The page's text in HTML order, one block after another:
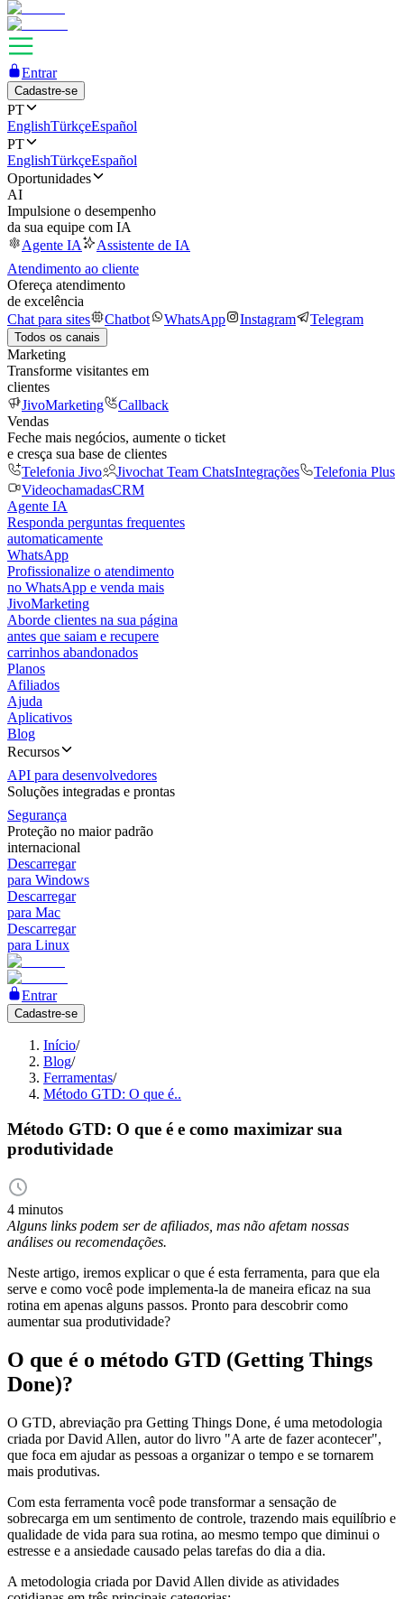
Entrar
Cadastre-se
PT
EnglishTürkçeEspañol
PT
EnglishTürkçeEspañol
Oportunidades
AI
Impulsione o desempenho
da sua equipe com IA
Agente IA
Assistente de IA
Atendimento ao cliente
Ofereça atendimento
de excelência
Chat para sites
Chatbot WhatsApp Instagram Telegram
Todos os canais
Marketing
Transforme visitantes em
clientes
JivoMarketing
Callback
Vendas
Feche mais negócios, aumente o ticket
e cresça sua base de clientes
Telefonia Jivo
Jivochat Team ChatsIntegrações
Telefonia Plus
VideochamadasCRM
Agente IA
Responda perguntas frequentes
automaticamente
WhatsApp
Profissionalize o atendimento
no WhatsApp e venda mais
JivoMarketing
Aborde clientes na sua página
antes que saiam e recupere
carrinhos abandonados
Planos
Afiliados
Ajuda
Aplicativos
Blog
Recursos
API para desenvolvedores
Soluções integradas e prontas
Segurança
Proteção no maior padrão
internacional
Descarregar
para Windows
Descarregar
para Mac
Descarregar
para Linux
Entrar
Cadastre-se
Início/
Blog/
Ferramentas/
Método GTD: O que é..
Método GTD: O que é e como maximizar sua
produtividade
4 minutos
Alguns links podem ser de afiliados, mas não afetam nossas
análises ou recomendações.
Neste artigo, iremos explicar o que é esta ferramenta, para que ela
serve e como você pode implementa-la de maneira eficaz na sua
rotina em apenas alguns passos. Pronto para descobrir como
aumentar sua produtividade?
O que é o método GTD (Getting Things
Done)?
O GTD, abreviação pra Getting Things Done, é uma metodologia
criada por David Allen, autor do livro "A arte de fazer acontecer",
que foca em ajudar as pessoas a organizar o tempo e se tornarem
mais produtivas.
Com esta ferramenta você pode transformar a sensação de
sobrecarga em um sentimento de controle, trazendo mais equilíbrio e
qualidade de vida para sua rotina, ao mesmo tempo que diminui o
estresse e a ansiedade causado pelas tarefas do dia a dia.
A metodologia criada por David Allen divide as atividades